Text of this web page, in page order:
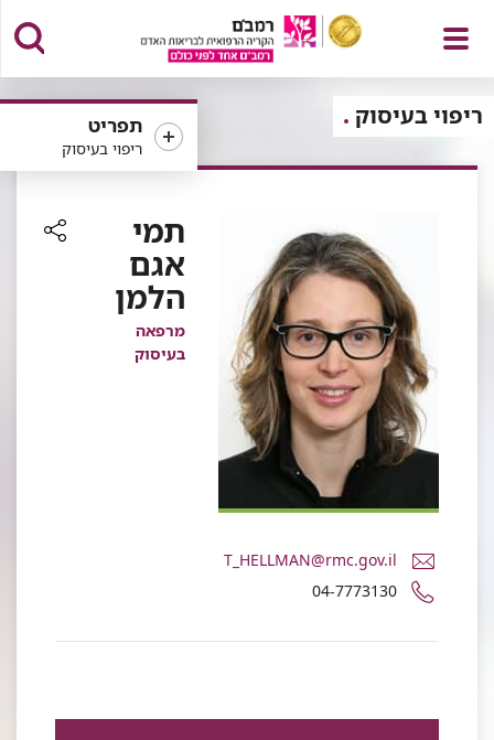
פתח
תפריט
תפריט
ריפוי בעיסוק
ריפוי בעיסוק
תמי
אגם
הלמן
מרפאה
בעיסוק
דואר
אלקטרוני
תמי
הלמן
T_HELLMAN@rmc.gov.il
מספר
טלפון
04-7773130